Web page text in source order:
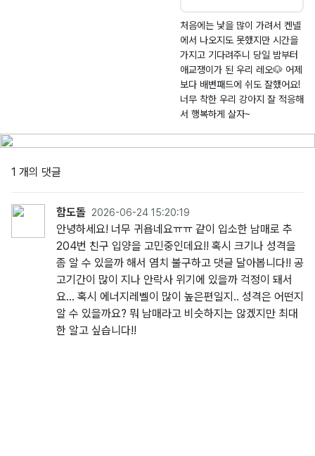
스
견
밀
양
-
2
0
2
0
2
6.
0
4.
0
남
면
처음에는 낯을 많이 가려서 켄넬
에서 나오지도 못했지만 시간을
가지고 기다려주니 당일 밤부터
애교쟁이가 된 우리 레오🐶 어제
보다 배변패드에 쉬도 잘했어요!
너무 착한 우리 강아지 잘 적응해
서 행복하게 살자~
1 개의 댓글
함도돌 2026-06-24 15:20:19
안녕하세요! 너무 귀욥네요ㅠㅠ 같이 입소한 남매로 추
204번 친구 입양을 고민중인데요!! 혹시 크기나 성격을
좀 알 수 있을까 해서 염치 불구하고 댓글 달아봅니다!! 공
고기간이 많이 지나 안락사 위기에 있을까 걱정이 돼서
요... 혹시 에너지레벨이 많이 높은편일지.. 성격은 어떤지
알 수 있을까요? 뭐 남매라고 비슷하지는 않겠지만 최대
한 알고 싶습니다!!